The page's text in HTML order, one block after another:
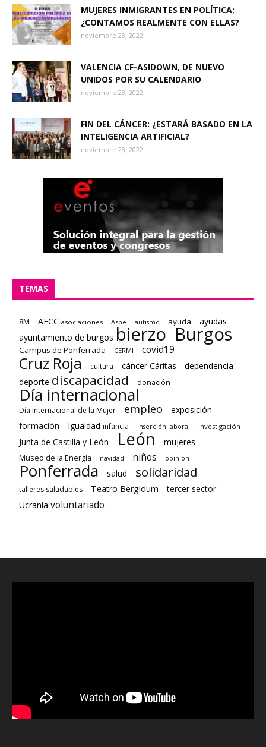
MUJERES INMIGRANTES EN POLÍTICA:
¿CONTAMOS REALMENTE CON ELLAS?
noviembre 28, 2022
VALENCIA CF-ASIDOWN, DE NUEVO
UNIDOS POR SU CALENDARIO
noviembre 28, 2022
FIN DEL CÁNCER: ¿ESTARÁ BASADO EN LA
INTELIGENCIA ARTIFICIAL?
noviembre 28, 2022
TEMAS
8M AECC asociaciones Aspe autismo ayuda
ayudas
ayuntamiento de burgos bierzo Burgos
Campus de Ponferrada CERMI covid19
Cruz Roja cultura cáncerCáritas
dependencia
deporte discapacidad donación
Día internacional
Día Internacional de la Mujer empleo exposición
formación Igualdad infancia inserción laboral investigación
Junta de Castilla y León León mujeres
Museo de la Energía navidad niños opinión
Ponferrada salud solidaridad
talleres saludables Teatro Bergidum
tercer sector
Ucrania voluntariado